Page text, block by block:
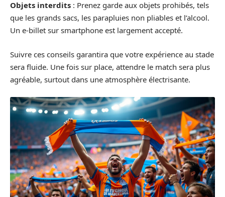
Objets interdits : Prenez garde aux objets prohibés, tels
que les grands sacs, les parapluies non pliables et l’alcool.
Un e-billet sur smartphone est largement accepté.
Suivre ces conseils garantira que votre expérience au stade
sera fluide. Une fois sur place, attendre le match sera plus
agréable, surtout dans une atmosphère électrisante.